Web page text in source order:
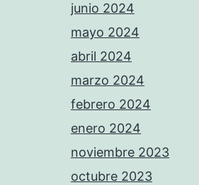
junio 2024
mayo 2024
abril 2024
marzo 2024
febrero 2024
enero 2024
noviembre 2023
octubre 2023